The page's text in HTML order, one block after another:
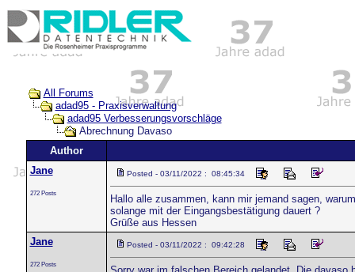
All Forums
adad95 - Praxisverwaltung
adad95 Verbesserungsvorschläge
Abrechnung Davaso
Author
Jane
272 Posts
Posted - 03/11/2022 : 08:45:34
Hallo alle zusammen, kann mir jemand sagen,
solange mit der Eingangsbestätigung dauert ?
Grüße aus Hessen
Jane
272 Posts
Posted - 03/11/2022 : 09:42:28